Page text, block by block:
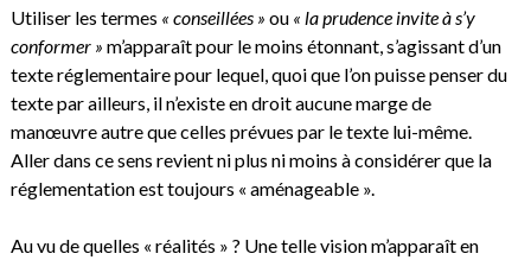
Utiliser les termes « conseillées » ou « la prudence invite à s’y
conformer » m’apparaît pour le moins étonnant, s’agissant d’un
texte réglementaire pour lequel, quoi que l’on puisse penser du
texte par ailleurs, il n’existe en droit aucune marge de
manœuvre autre que celles prévues par le texte lui-même.
Aller dans ce sens revient ni plus ni moins à considérer que la
réglementation est toujours « aménageable ».
Au vu de quelles « réalités » ? Une telle vision m’apparaît en